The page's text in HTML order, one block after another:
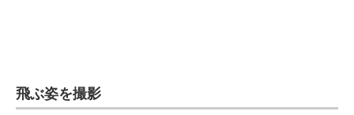
製造業のIT導入・活用を支援
飛ぶ姿を撮影